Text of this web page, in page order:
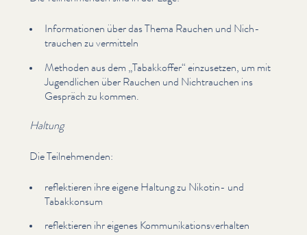
Infor­ma­tio­nen über das Thema Rauchen und Nich­
trauchen zu vermitteln
Methoden aus dem „Tabakkoffer“ einzusetzen, um mit
Jugendlichen über Rauchen und Nich­trauchen ins
Gespräch zu kommen.
Haltung
Die Teil­nehmenden:
reflek­tieren ihre eigene Haltung zu Nikotin- und
Tabakkonsum
reflek­tieren ihr eigenes Kom­mu­nika­tionsver­hal­ten